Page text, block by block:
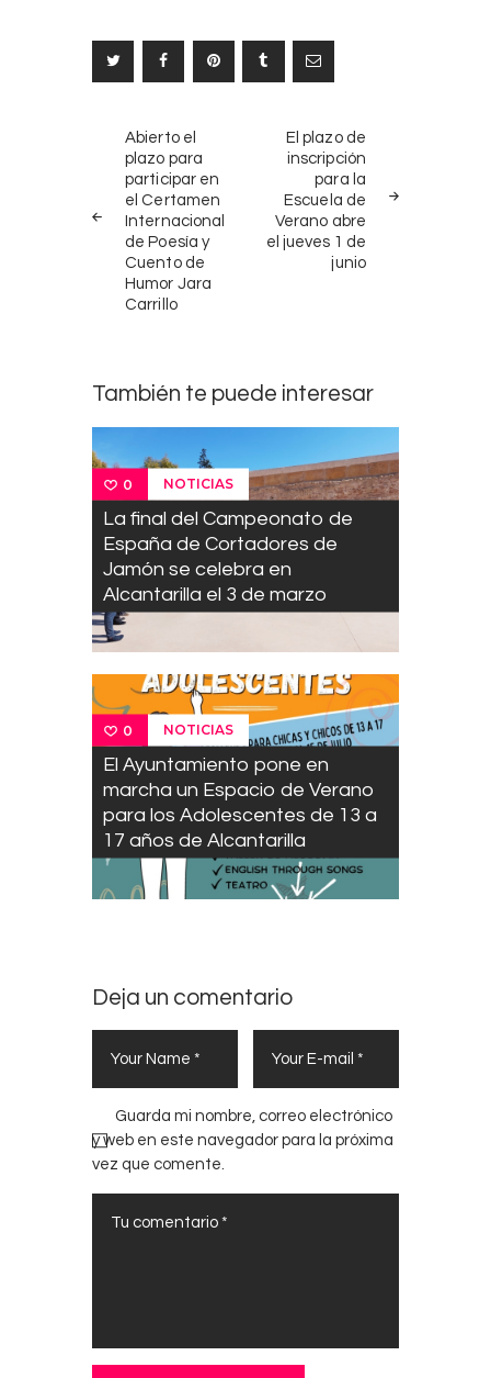
Navegación
de
entradas
NOTICIAS
ANTERIORES
Abierto el
plazo para
participar en
el Certamen
Internacional
de Poesía y
Cuento de
Humor Jara
Carrillo
El plazo de
inscripción
para la
Escuela de
Verano abre
el jueves 1 de
junio
También te puede interesar
0 NOTICIAS
La final del Campeonato de
España de Cortadores de
Jamón se celebra en
Alcantarilla el 3 de marzo
0 NOTICIAS
El Ayuntamiento pone en
marcha un Espacio de Verano
para los Adolescentes de 13 a
17 años de Alcantarilla
Deja un comentario
Guarda mi nombre, correo electrónico
y web en este navegador para la próxima
vez que comente.